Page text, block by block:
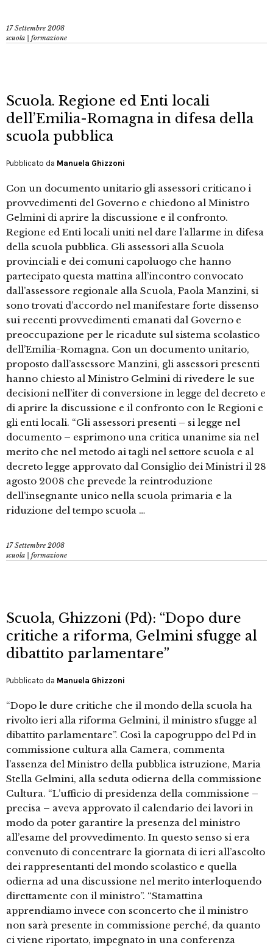
17 Settembre 2008
scuola | formazione
Scuola. Regione ed Enti locali
dell’Emilia-Romagna in difesa della
scuola pubblica
Pubblicato da Manuela Ghizzoni
Con un documento unitario gli assessori criticano i
provvedimenti del Governo e chiedono al Ministro
Gelmini di aprire la discussione e il confronto.
Regione ed Enti locali uniti nel dare l’allarme in difesa
della scuola pubblica. Gli assessori alla Scuola
provinciali e dei comuni capoluogo che hanno
partecipato questa mattina all’incontro convocato
dall’assessore regionale alla Scuola, Paola Manzini, si
sono trovati d’accordo nel manifestare forte dissenso
sui recenti provvedimenti emanati dal Governo e
preoccupazione per le ricadute sul sistema scolastico
dell’Emilia-Romagna. Con un documento unitario,
proposto dall’assessore Manzini, gli assessori presenti
hanno chiesto al Ministro Gelmini di rivedere le sue
decisioni nell’iter di conversione in legge del decreto e
di aprire la discussione e il confronto con le Regioni e
gli enti locali. “Gli assessori presenti – si legge nel
documento – esprimono una critica unanime sia nel
merito che nel metodo ai tagli nel settore scuola e al
decreto legge approvato dal Consiglio dei Ministri il 28
agosto 2008 che prevede la reintroduzione
dell’insegnante unico nella scuola primaria e la
riduzione del tempo scuola …
17 Settembre 2008
scuola | formazione
Scuola, Ghizzoni (Pd): “Dopo dure
critiche a riforma, Gelmini sfugge al
dibattito parlamentare”
Pubblicato da Manuela Ghizzoni
“Dopo le dure critiche che il mondo della scuola ha
rivolto ieri alla riforma Gelmini, il ministro sfugge al
dibattito parlamentare”. Così la capogruppo del Pd in
commissione cultura alla Camera, commenta
l’assenza del Ministro della pubblica istruzione, Maria
Stella Gelmini, alla seduta odierna della commissione
Cultura. “L’ufficio di presidenza della commissione –
precisa – aveva approvato il calendario dei lavori in
modo da poter garantire la presenza del ministro
all’esame del provvedimento. In questo senso si era
convenuto di concentrare la giornata di ieri all’ascolto
dei rappresentanti del mondo scolastico e quella
odierna ad una discussione nel merito interloquendo
direttamente con il ministro”. “Stamattina
apprendiamo invece con sconcerto che il ministro
non sarà presente in commissione perché, da quanto
ci viene riportato, impegnato in una conferenza